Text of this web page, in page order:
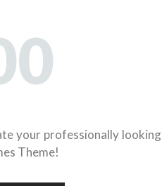
your professionally looking
Theme!